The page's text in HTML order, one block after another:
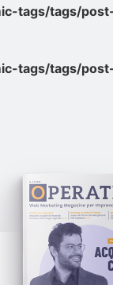
tags/tags/
tags/tags/